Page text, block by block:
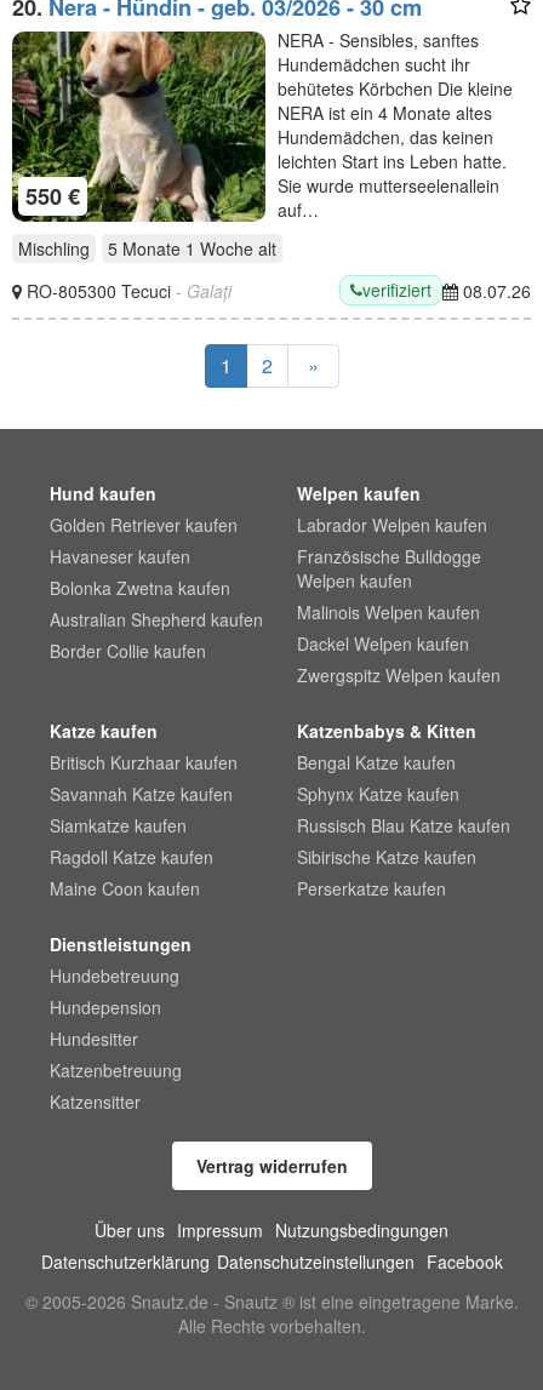
20. Nera - Hündin - geb. 03/2026 - 30 cm
550 €
NERA - Sensibles, sanftes
Hundemädchen sucht ihr
behütetes Körbchen Die kleine
NERA ist ein 4 Monate altes
Hundemädchen, das keinen
leichten Start ins Leben hatte.
Sie wurde mutterseelenallein
auf…
Mischling
5 Monate 1 Woche alt
RO-805300 Tecuci - Galați verifiziert 08.07.26
1 2 »
Hund kaufen
Golden Retriever kaufen
Havaneser kaufen
Bolonka Zwetna kaufen
Australian Shepherd kaufen
Border Collie kaufen
Welpen kaufen
Labrador Welpen kaufen
Französische Bulldogge
Welpen kaufen
Malinois Welpen kaufen
Dackel Welpen kaufen
Zwergspitz Welpen kaufen
Katze kaufen
Britisch Kurzhaar kaufen
Savannah Katze kaufen
Siamkatze kaufen
Ragdoll Katze kaufen
Maine Coon kaufen
Katzenbabys & Kitten
Bengal Katze kaufen
Sphynx Katze kaufen
Russisch Blau Katze kaufen
Sibirische Katze kaufen
Perserkatze kaufen
Dienstleistungen
Hundebetreuung
Hundepension
Hundesitter
Katzenbetreuung
Katzensitter
Vertrag widerrufen
Über uns Impressum Nutzungsbedingungen
Datenschutzerklärung Datenschutzeinstellungen Facebook
© 2005-2026 Snautz.de - Snautz ® ist eine eingetragene Marke.
Alle Rechte vorbehalten.